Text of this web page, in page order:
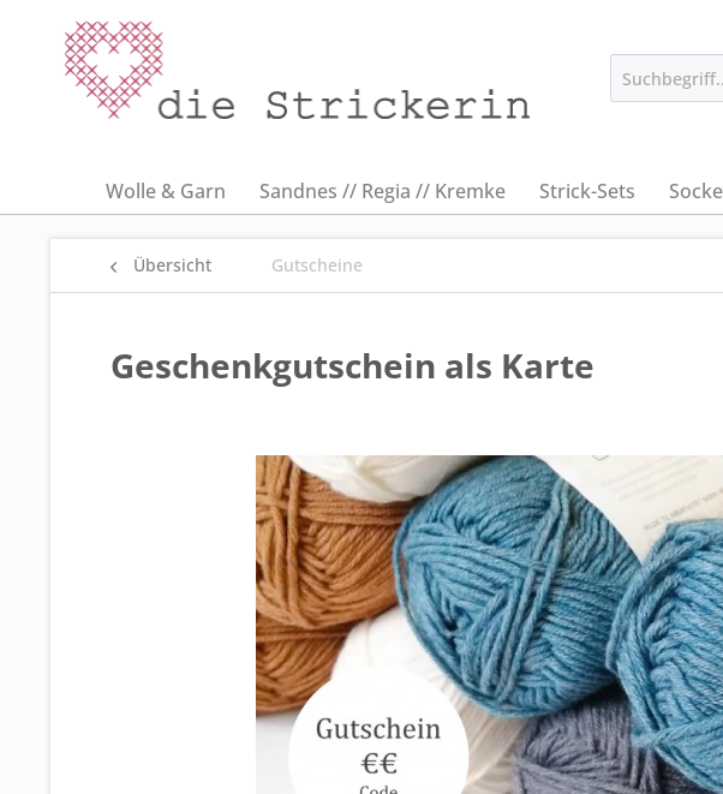
Wolle & Garn Sandnes // Regia // Kremke Strick-Sets
Übersicht Gutscheine
Geschenkgutschein als Karte